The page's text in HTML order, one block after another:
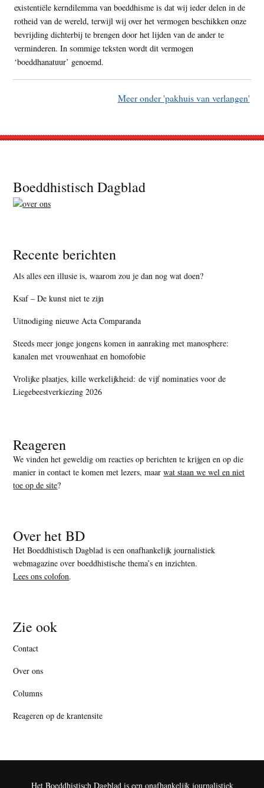
existentiële kerndilemma van boeddhisme is dat wij ieder delen in de
rotheid van de wereld, terwijl wij over het vermogen beschikken onze
bevrijding dichterbij te brengen door het lijden van de ander te
verminderen. In sommige teksten wordt dit vermogen
‘boeddhanatuur’ genoemd.
Meer onder 'pakhuis van verlangen'
Footer
Boeddhistisch Dagblad
Recente berichten
Als alles een illusie is, waarom zou je dan nog wat doen?
Ksaf – De kunst niet te zijn
Uitnodiging nieuwe Acta Comparanda
Steeds meer jonge jongens komen in aanraking met manosphere:
kanalen met vrouwenhaat en homofobie
Vrolijke plaatjes, kille werkelijkheid: de vijf nominaties voor de
Liegebeestverkiezing 2026
Reageren
We vinden het geweldig om reacties op berichten te krijgen en op die
manier in contact te komen met lezers, maarwat staan we wel en niet
toe op de site?
Over het BD
Het Boeddhistisch Dagblad is een onafhankelijk journalistiek
webmagazine over boeddhistische thema’s en inzichten.
Lees ons colofon.
Zie ook
Contact
Over ons
Columns
Reageren op de krantensite
Het Boeddhistisch Dagblad is een onafhankelijk journalistiek